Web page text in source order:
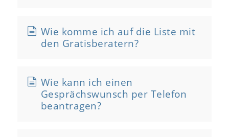
Wie komme ich auf die Liste mit
den Gratisberatern?
Wie kann ich einen
Gesprächswunsch per Telefon
beantragen?